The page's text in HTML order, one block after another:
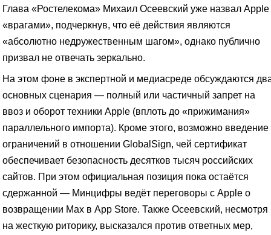
Глава «Ростелекома» Михаил Осеевский уже назвал Apple
«врагами», подчеркнув, что её действия являются
«абсолютно недружественным шагом», однако публично
призвал не отвечать зеркально.
На этом фоне в экспертной и медиасреде обсуждаются
основных сценария — полный или частичный запрет на
ввоз и оборот техники Apple (вплоть до «прижимания»
параллельного импорта). Кроме этого, возможно введение
ограничений в отношении GlobalSign, чей сертификат
обеспечивает безопасность десятков тысяч российских
сайтов. При этом официальная позиция пока остаётся
сдержанной — Минцифры ведёт переговоры с Apple о
возвращении Max в App Store. Также Осеевский, несмотря
на жесткую риторику, высказался против ответных мер,